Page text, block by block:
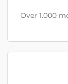
Over 1.000